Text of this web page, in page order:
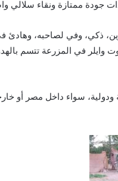
جودة ممتازة ونقاء سلالي
ذكي، وفي لصاحبه،
وايلر في المزرعة تتسم
سواء داخل مصر أو